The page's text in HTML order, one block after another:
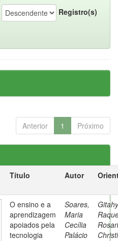
Registro(s)
Anterior 1 Próximo
Título Autor
O ensino e a
aprendizagem
apoiados pela
tecnologia
Soares,
Maria
Cecília
Palácio
Rosan